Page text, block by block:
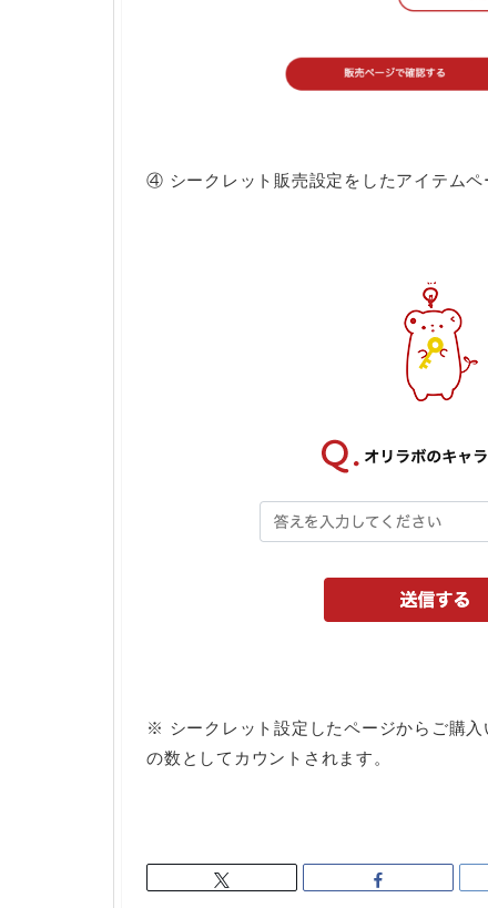
④ シークレット販売設定をしたアイテム
※ シークレット設定したページからご購
の数としてカウントされます。